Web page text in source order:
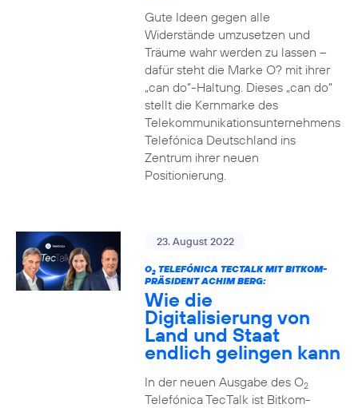
Gute Ideen gegen alle
Widerstände umzusetzen und
Träume wahr werden zu lassen –
dafür steht die Marke O? mit ihrer
„can do“-Haltung. Dieses „can do“
stellt die Kernmarke des
Telekommunikationsunternehmens
Telefónica Deutschland ins
Zentrum ihrer neuen
Positionierung.
23. August 2022
O2TELEFÓNICA TECTALK MIT BITKOM-
PRÄSIDENT ACHIM BERG:
Wie die
Digitalisierung von
Land und Staat
endlich gelingen kann
In der neuen Ausgabe des O2
Telefónica TecTalk ist Bitkom-